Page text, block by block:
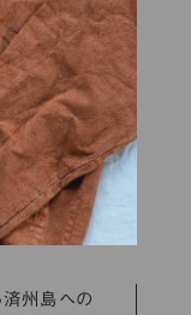
済州島への